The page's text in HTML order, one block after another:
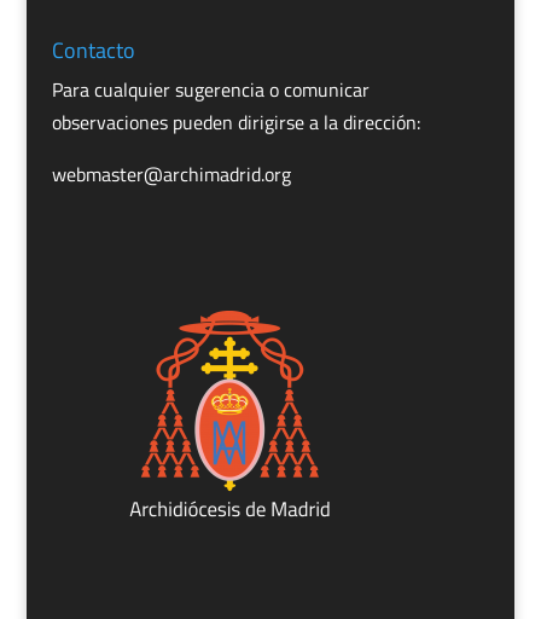
Contacto
Para cualquier sugerencia o comunicar
observaciones pueden dirigirse a la dirección:
webmaster@archimadrid.org